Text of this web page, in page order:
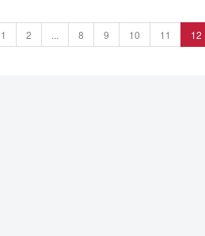
1 2 ... 8 9 10 11 12